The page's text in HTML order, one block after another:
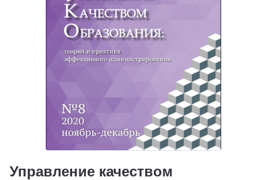
Управление качеством